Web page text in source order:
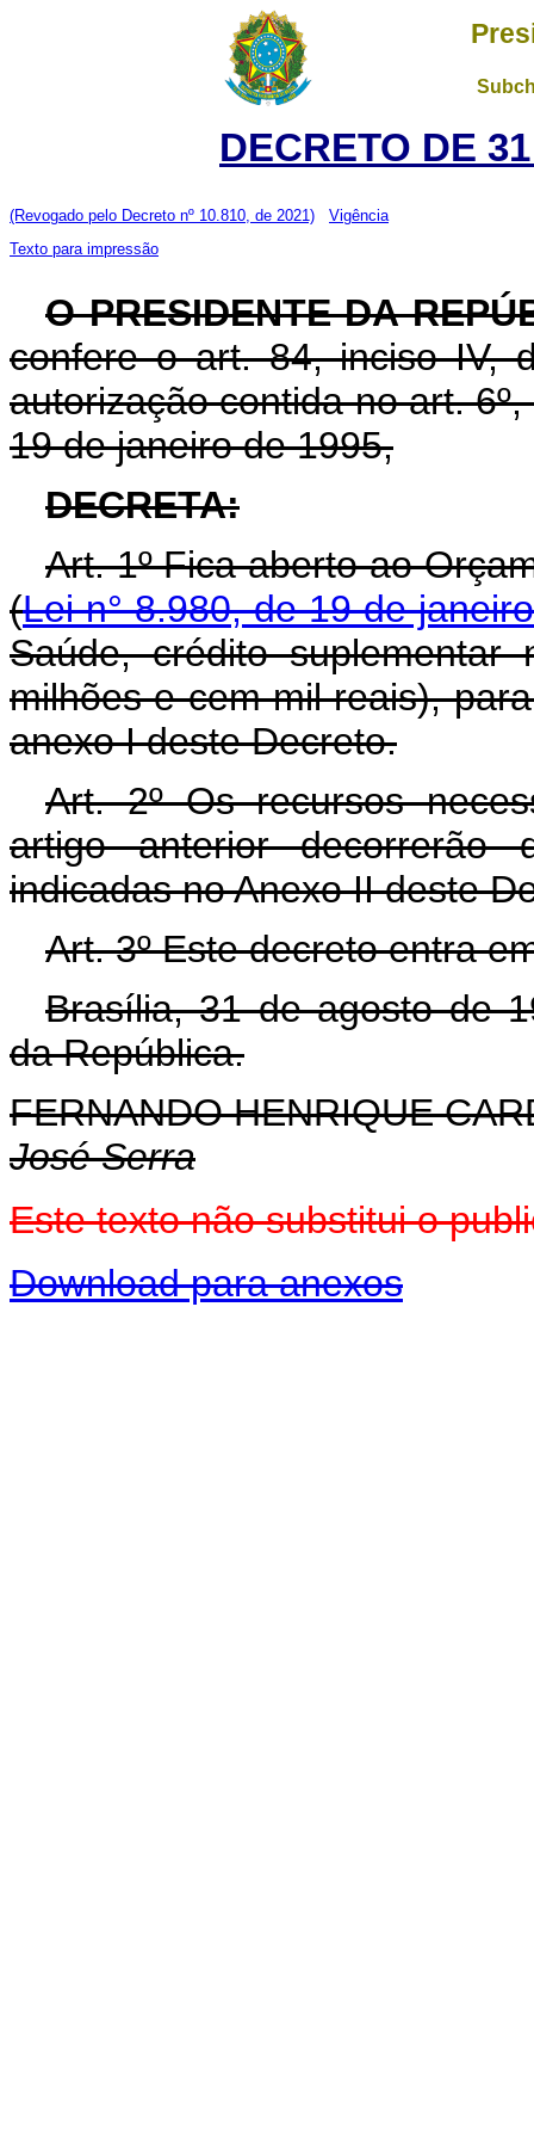
DECRETO DE
(Revogado pelo Decreto nº 10.810, de 2021)
Vigência
Texto para impressão
O PRESIDENTE DA
confere o art. 84, inciso IV,
autorização contida no art.
19 de janeiro de 1995,
DECRETA:
Art. 1º Fica aberto ao
(Lei n° 8.980, de 19 de
Saúde, crédito
milhões e cem mil reais),
anexo I deste Decreto.
Art. 2º Os recursos
artigo anterior decorrerão
indicadas no Anexo II deste
Art. 3º Este decreto entra
Brasília, 31 de agosto de
da República.
FERNANDO HENRIQUE
José Serra
Este texto não substitui o
Download para anexos